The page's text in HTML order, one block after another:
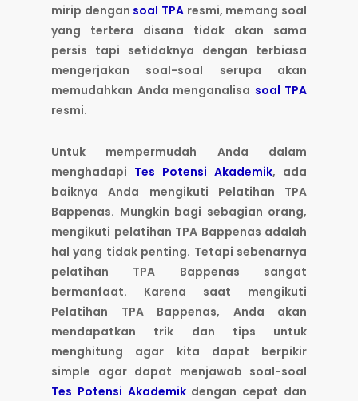
mirip dengan soal TPA resmi, memang soal
yang tertera disana tidak akan sama
persis tapi setidaknya dengan terbiasa
mengerjakan soal-soal serupa akan
memudahkan Anda menganalisa soal TPA
resmi.
Untuk mempermudah Anda dalam
menghadapi Tes Potensi Akademik, ada
baiknya Anda mengikuti Pelatihan TPA
Bappenas. Mungkin bagi sebagian orang,
mengikuti pelatihan TPA Bappenas adalah
hal yang tidak penting. Tetapi sebenarnya
pelatihan TPA Bappenas sangat
bermanfaat. Karena saat mengikuti
Pelatihan TPA Bappenas, Anda akan
mendapatkan trik dan tips untuk
menghitung agar kita dapat berpikir
simple agar dapat menjawab soal-soal
Tes Potensi Akademikdengan cepat dan